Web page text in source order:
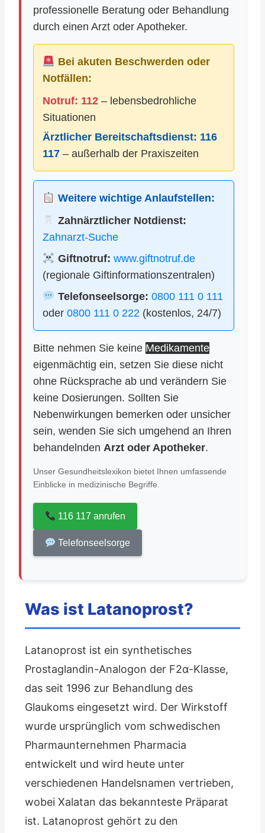
professionelle Beratung oder Behandlung
durch einen Arzt oder Apotheker.
Bei akuten Beschwerden oder
Notfällen:
Notruf: 112 – lebensbedrohliche
Situationen
Ärztlicher Bereitschaftsdienst: 116
117 – außerhalb der Praxiszeiten
Weitere wichtige Anlaufstellen:
Zahnärztlicher Notdienst:
Zahnarzt-Suche
Giftnotruf: www.giftnotruf.de
(regionale Giftinformationszentralen)
Telefonseelsorge: 0800 111 0 111
oder 0800 111 0 222 (kostenlos, 24/7)
Bitte nehmen Sie keine Medikamente
eigenmächtig ein, setzen Sie diese nicht
ohne Rücksprache ab und verändern Sie
keine Dosierungen. Sollten Sie
Nebenwirkungen bemerken oder unsicher
sein, wenden Sie sich umgehend an Ihren
behandelnden Arzt oder Apotheker.
Unser Gesundheitslexikon bietet Ihnen umfassende
Einblicke in medizinische Begriffe.
116 117 anrufen
Telefonseelsorge
Was ist Latanoprost?
Latanoprost ist ein synthetisches
Prostaglandin-Analogon der F2α-Klasse,
das seit 1996 zur Behandlung des
Glaukoms eingesetzt wird. Der Wirkstoff
wurde ursprünglich vom schwedischen
Pharmaunternehmen Pharmacia
entwickelt und wird heute unter
verschiedenen Handelsnamen vertrieben,
wobei Xalatan das bekannteste Präparat
ist. Latanoprost gehört zu den